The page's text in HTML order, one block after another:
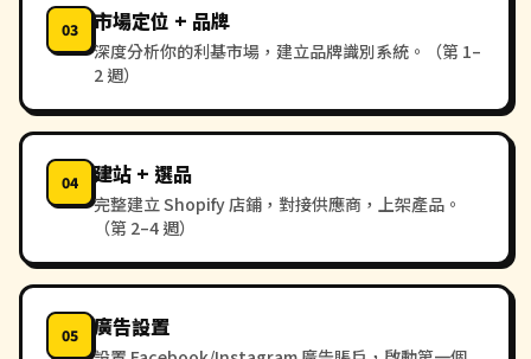
03 市場定位 + 品牌
深度分析你的利基市場，建立品牌識別系統。（第 1–
2 週）
04 建站 + 選品
完整建立 Shopify 店鋪，對接供應商，上架產品。
（第 2–4 週）
05 廣告設置